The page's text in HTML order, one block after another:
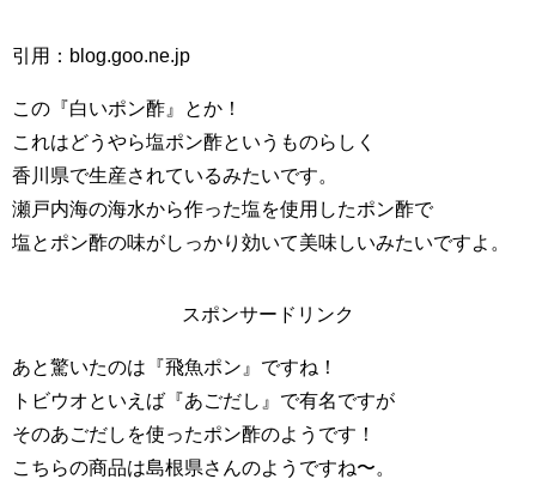
引用：blog.goo.ne.jp
この『白いポン酢』とか！
これはどうやら塩ポン酢というものらしく
香川県で生産されているみたいです。
瀬戸内海の海水から作った塩を使用したポン酢で
塩とポン酢の味がしっかり効いて美味しいみたいですよ。
スポンサードリンク
あと驚いたのは『飛魚ポン』ですね！
トビウオといえば『あごだし』で有名ですが
そのあごだしを使ったポン酢のようです！
こちらの商品は島根県さんのようですね〜。